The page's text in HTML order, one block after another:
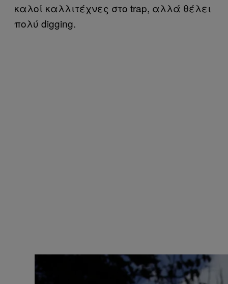
καλοί καλλιτέχνες στο trap, αλλά θέλει
πολύ digging.